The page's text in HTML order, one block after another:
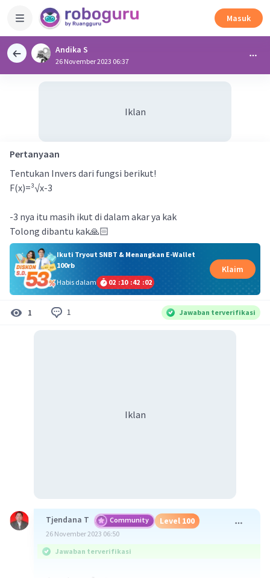
Masuk
Andika S
26 November 2023 06:37
Iklan
Pertanyaan
Tentukan Invers dari fungsi berikut!
F(x)=³√x-3
-3 nya itu masih ikut di dalam akar ya kak
Tolong dibantu kak🙏🏻
Ikuti Tryout SNBT & Menangkan E-Wallet
100rb
Habis dalam
02 :10 :42 :02
Klaim
1 1 Jawaban terverifikasi
Iklan
Tjendana T Community Level 100
26 November 2023 06:50
Jawaban terverifikasi